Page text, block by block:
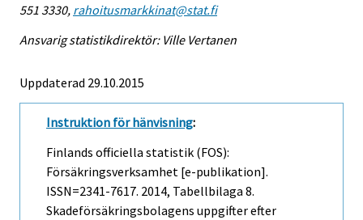
551 3330, rahoitusmarkkinat@stat.fi
Ansvarig statistikdirektör: Ville Vertanen
Uppdaterad 29.10.2015
Instruktion för hänvisning:
Finlands officiella statistik (FOS):
Försäkringsverksamhet [e-publikation].
ISSN=2341-7617. 2014, Tabellbilaga 8.
Skadeförsäkringsbolagens uppgifter efter